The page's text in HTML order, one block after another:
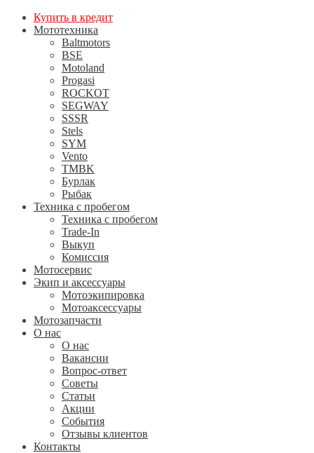
Купить в кредит
Мототехника
Baltmotors
BSE
Motoland
Progasi
ROCKOT
SEGWAY
SSSR
Stels
SYM
Vento
TMBK
Бурлак
Рыбак
Техника с пробегом
Техника с пробегом
Trade-In
Выкуп
Комиссия
Мотосервис
Экип и аксессуары
Мотоэкипировка
Мотоаксессуары
Мотозапчасти
О нас
О нас
Вакансии
Вопрос-ответ
Советы
Статьи
Акции
События
Отзывы клиентов
Контакты